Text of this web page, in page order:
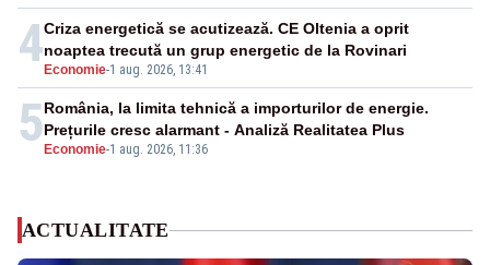
4 Economie-1 aug. 2026, 13:41
Criza energetică se acutizează. CE Oltenia a oprit
noaptea trecută un grup energetic de la Rovinari
5 Economie-1 aug. 2026, 11:36
România, la limita tehnică a importurilor de energie.
Prețurile cresc alarmant - Analiză Realitatea Plus
ACTUALITATE